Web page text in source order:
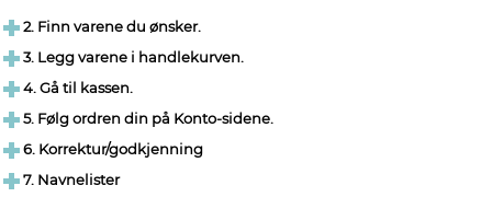
2. Finn varene du ønsker.
3. Legg varene i handlekurven.
4. Gå til kassen.
5. Følg ordren din på Konto-sidene.
6. Korrektur/godkjenning
7. Navnelister